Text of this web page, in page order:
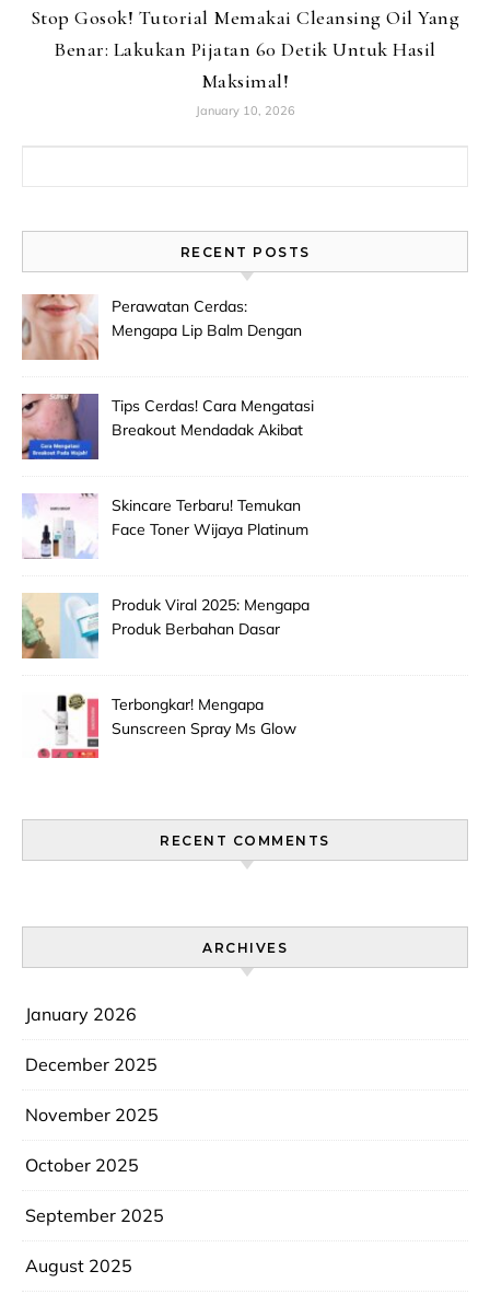
Stop Gosok! Tutorial Memakai Cleansing Oil Yang
Benar: Lakukan Pijatan 60 Detik Untuk Hasil
Maksimal!
January 10, 2026
RECENT POSTS
Perawatan Cerdas:
Mengapa Lip Balm Dengan
Kering!
Tips Cerdas! Cara Mengatasi
Breakout Mendadak Akibat
Skincare Terbaru! Temukan
Face Toner Wijaya Platinum
Efektif!
Produk Viral 2025: Mengapa
Produk Berbahan Dasar
Terbongkar! Mengapa
Sunscreen Spray Ms Glow
RECENT COMMENTS
ARCHIVES
January 2026
December 2025
November 2025
October 2025
September 2025
August 2025